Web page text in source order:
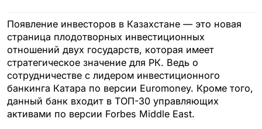
Появление инвесторов в Казахстане — это новая
страница плодотворных инвестиционных
отношений двух государств, которая имеет
стратегическое значение для РК. Ведь о
сотрудничестве с лидером инвестиционного
банкинга Катара по версии Euromoney. Кроме того,
данный банк входит в ТОП-30 управляющих
активами по версии Forbes Middle East.